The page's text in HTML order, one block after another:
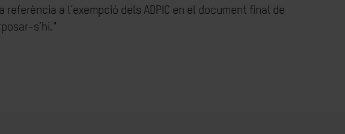
a l’exempció dels ADPIC en el document final de
s’hi."